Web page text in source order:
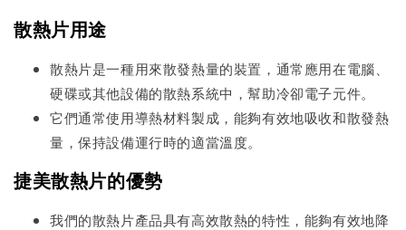
散熱片用途
散熱片是一種用來散發熱量的裝置，通常應用在電腦、
硬碟或其他設備的散熱系統中，幫助冷卻電子元件。
它們通常使用導熱材料製成，能夠有效地吸收和散發熱
量，保持設備運行時的適當溫度。
捷美散熱片的優勢
我們的散熱片產品具有高效散熱的特性，能夠有效地降